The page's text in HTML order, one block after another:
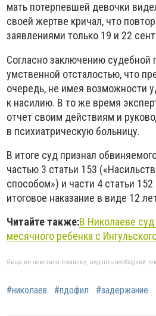
мать потерпевшей девочки
своей жертве кричал, что
заявлениями только 19 и 22
Согласно заключению судебной
умственной отсталостью, что
очередь, не имея возможности
к насилию. В то же время
отчет своим действиям и
в психиатрическую больницу.
В итоге суд признал
частью 3 статьи 153
способом») и части 4 статьи
итоговое наказание в виде 12
Читайте также:В Николаеве
месячного ребенка с
Якщо ви помітили помилку, виділіть необхідний
#николаев #пдофил #задержание